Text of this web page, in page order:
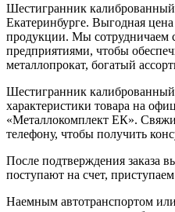
Шестигранник
Екатеринбурге. Выгодная
продукции. Мы сотрудничаем
предприятиями, чтобы
металлопрокат, богатый
Шестигранник
характеристики товара на
«Металлокомплект ЕК».
телефону, чтобы получить
После подтверждения заказа
поступают на счет,
Наемным автотранспортом